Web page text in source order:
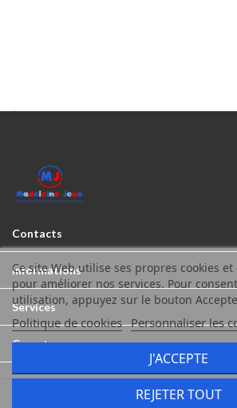

Contacts
Ce site Web utilise ses propres cookies
pour améliorer nos services. Pour
utilisation, appuyez sur le bouton
Politique de cookies Personnaliser les
REJETER TOUT
J'ACCEPTE
Informations
Services
Compte
Madeleine Jeux © Tous droits
Icônes créés par Freepik sur